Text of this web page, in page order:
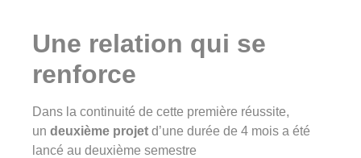
Une relation qui se
renforce
Dans la continuité de cette première réussite,
un deuxième projet d’une durée de 4 mois a été
lancé au deuxième semestre